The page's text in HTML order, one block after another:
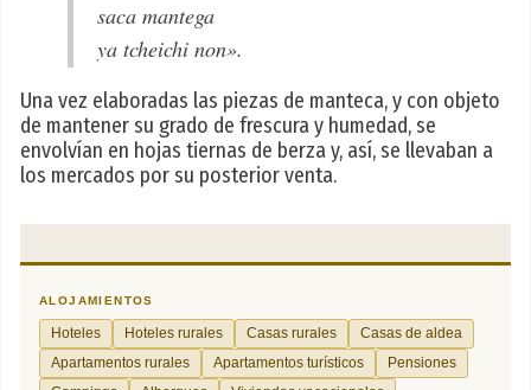
saca mantega
ya tcheichi non».
Una vez elaboradas las piezas de manteca, y con objeto
de mantener su grado de frescura y humedad, se
envolvían en hojas tiernas de berza y, así, se llevaban a
los mercados por su posterior venta.